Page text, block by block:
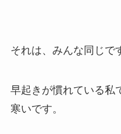
それは、みんな同じで
早起きが慣れている私
寒いです。